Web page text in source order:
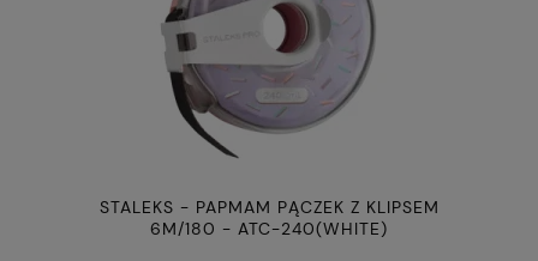
STALEKS - PAPMAM PĄCZEK Z KLIPSEM
6M/180 - ATC-240(WHITE)